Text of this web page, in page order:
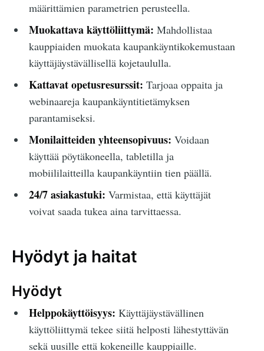
määrittämien parametrien perusteella.
Muokattava käyttöliittymä: Mahdollistaa
kauppiaiden muokata kaupankäyntikokemustaan
käyttäjäystävällisellä kojetaululla.
Kattavat opetusresurssit: Tarjoaa oppaita ja
webinaareja kaupankäyntitietämyksen
parantamiseksi.
Monilaitteiden yhteensopivuus: Voidaan
käyttää pöytäkoneella, tabletilla ja
mobiililaitteilla kaupankäyntiin tien päällä.
24/7 asiakastuki: Varmistaa, että käyttäjät
voivat saada tukea aina tarvittaessa.
Hyödyt ja haitat
Hyödyt
Helppokäyttöisyys: Käyttäjäystävällinen
käyttöliittymä tekee siitä helposti lähestyttävän
sekä uusille että kokeneille kauppiaille.